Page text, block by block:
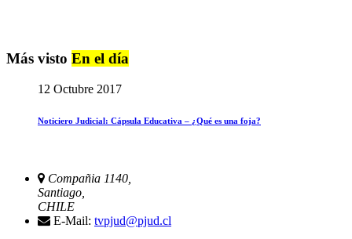
Más visto En el día
12 Octubre 2017
Noticiero Judicial: Cápsula Educativa – ¿Qué es una foja?
Compañia 1140,
Santiago,
CHILE
E-Mail: tvpjud@pjud.cl